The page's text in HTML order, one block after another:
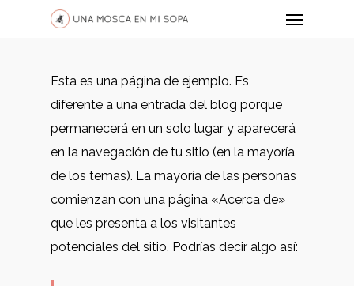
Esta es una página de ejemplo. Es
diferente a una entrada del blog porque
permanecerá en un solo lugar y aparecerá
en la navegación de tu sitio (en la mayoría
de los temas). La mayoría de las personas
comienzan con una página «Acerca de»
que les presenta a los visitantes
potenciales del sitio. Podrías decir algo así: